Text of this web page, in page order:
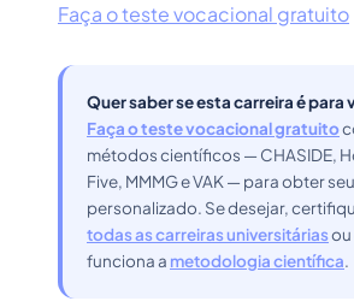
Faça o teste vocacional gratuito
Quer saber se esta carreira é para
Faça o teste vocacional gratuito
métodos científicos — CHASIDE,
Five, MMMG e VAK — para obter
personalizado. Se desejar,
todas as carreiras universitárias
funciona a metodologia científica.